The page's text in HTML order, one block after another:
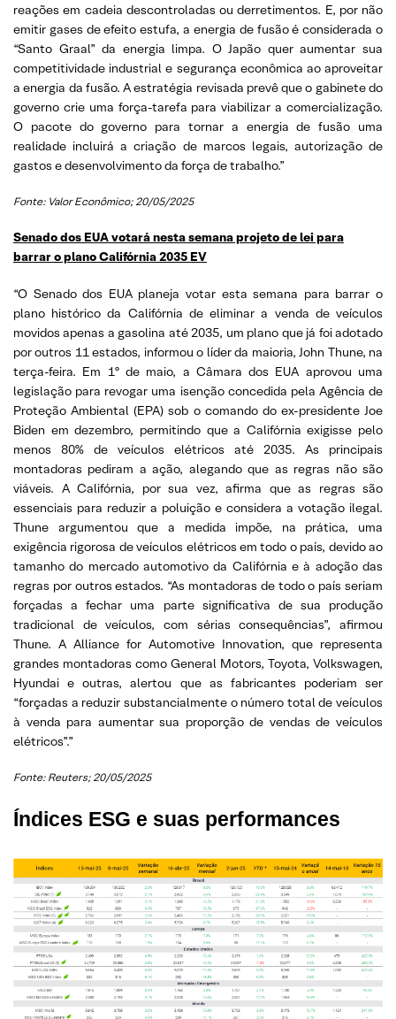
reações em cadeia descontroladas ou derretimentos. E, por não
emitir gases de efeito estufa, a energia de fusão é considerada o
“Santo Graal” da energia limpa. O Japão quer aumentar sua
competitividade industrial e segurança econômica ao aproveitar
a energia da fusão. A estratégia revisada prevê que o gabinete do
governo crie uma força-tarefa para viabilizar a comercialização.
O pacote do governo para tornar a energia de fusão uma
realidade incluirá a criação de marcos legais, autorização de
gastos e desenvolvimento da força de trabalho.”
Fonte: Valor Econômico; 20/05/2025
Senado dos EUA votará nesta semana projeto de lei para
barrar o plano Califórnia 2035 EV
“O Senado dos EUA planeja votar esta semana para barrar o
plano histórico da Califórnia de eliminar a venda de veículos
movidos apenas a gasolina até 2035, um plano que já foi adotado
por outros 11 estados, informou o líder da maioria, John Thune, na
terça-feira. Em 1º de maio, a Câmara dos EUA aprovou uma
legislação para revogar uma isenção concedida pela Agência de
Proteção Ambiental (EPA) sob o comando do ex-presidente Joe
Biden em dezembro, permitindo que a Califórnia exigisse pelo
menos 80% de veículos elétricos até 2035. As principais
montadoras pediram a ação, alegando que as regras não são
viáveis. A Califórnia, por sua vez, afirma que as regras são
essenciais para reduzir a poluição e considera a votação ilegal.
Thune argumentou que a medida impõe, na prática, uma
exigência rigorosa de veículos elétricos em todo o país, devido ao
tamanho do mercado automotivo da Califórnia e à adoção das
regras por outros estados. “As montadoras de todo o país seriam
forçadas a fechar uma parte significativa de sua produção
tradicional de veículos, com sérias consequências”, afirmou
Thune. A Alliance for Automotive Innovation, que representa
grandes montadoras como General Motors, Toyota, Volkswagen,
Hyundai e outras, alertou que as fabricantes poderiam ser
“forçadas a reduzir substancialmente o número total de veículos
à venda para aumentar sua proporção de vendas de veículos
elétricos”.”
Fonte: Reuters; 20/05/2025
Índices ESG e suas performances